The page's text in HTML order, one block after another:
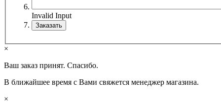
Invalid Input
×
Ваш заказ принят. Спасибо.
В ближайшее время с Вами свяжется менеджер магазина.
×